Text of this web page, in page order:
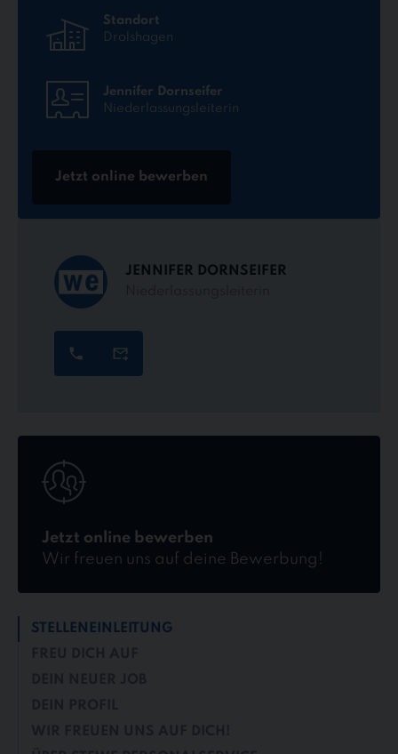
Standort
Drolshagen
Jennifer Dornseifer
Niederlassungsleiterin
Jetzt online bewerben
JENNIFER DORNSEIFER
Jetzt online bewerben
Wir freuen uns auf deine Bewerbung!
online
bewerben
STELLENEINLEITUNG